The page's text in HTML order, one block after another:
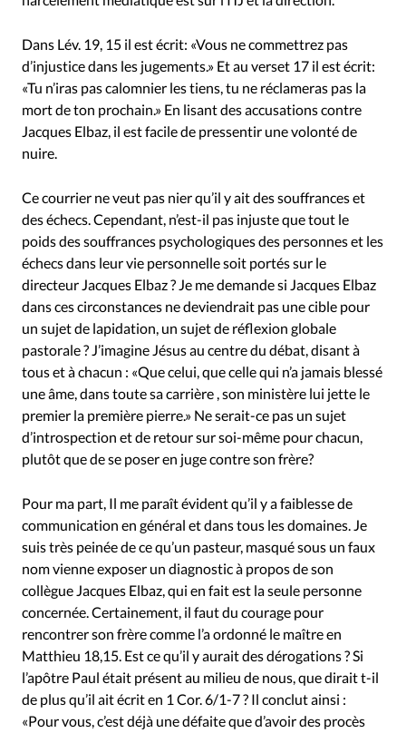
Dans Lév. 19, 15 il est écrit: «Vous ne commettrez pas
d’injustice dans les jugements.» Et au verset 17 il est écrit:
«Tu n’iras pas calomnier les tiens, tu ne réclameras pas la
mort de ton prochain.» En lisant des accusations contre
Jacques Elbaz, il est facile de pressentir une volonté de
nuire.
Ce courrier ne veut pas nier qu’il y ait des souffrances et
des échecs. Cependant, n’est-il pas injuste que tout le
poids des souffrances psychologiques des personnes et les
échecs dans leur vie personnelle soit portés sur le
directeur Jacques Elbaz ? Je me demande si Jacques Elbaz
dans ces circonstances ne deviendrait pas une cible pour
un sujet de lapidation, un sujet de réflexion globale
pastorale ? J’imagine Jésus au centre du débat, disant à
tous et à chacun : «Que celui, que celle qui n’a jamais blessé
une âme, dans toute sa carrière , son ministère lui jette le
premier la première pierre.» Ne serait-ce pas un sujet
d’introspection et de retour sur soi-même pour chacun,
plutôt que de se poser en juge contre son frère?
Pour ma part, Il me paraît évident qu’il y a faiblesse de
communication en général et dans tous les domaines. Je
suis très peinée de ce qu’un pasteur, masqué sous un faux
nom vienne exposer un diagnostic à propos de son
collègue Jacques Elbaz, qui en fait est la seule personne
concernée. Certainement, il faut du courage pour
rencontrer son frère comme l’a ordonné le maître en
Matthieu 18,15. Est ce qu’il y aurait des dérogations ? Si
l’apôtre Paul était présent au milieu de nous, que dirait t-il
de plus qu’il ait écrit en 1 Cor. 6/1-7? Il conclut ainsi :
«Pour vous, c’est déjà une défaite que d’avoir des procès